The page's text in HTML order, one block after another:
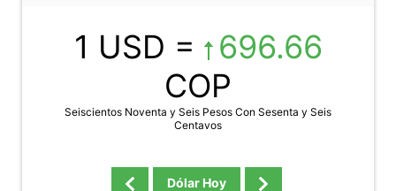
1 USD =
696.66
COP
Seiscientos Noventa y Seis Pesos Con Sesenta y Seis
Centavos
Dólar Hoy